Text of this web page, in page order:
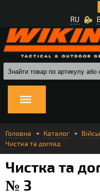
RU
Головна Каталог
Чистка та догляд
Чистка та
№ 3